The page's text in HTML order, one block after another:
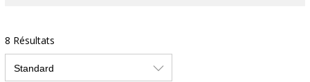
8 Résultats